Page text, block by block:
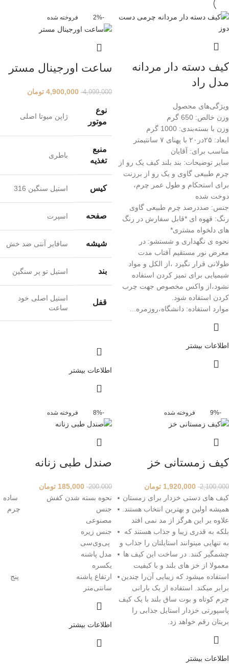
کیف دسته دار مردانه
مدل راد
ویژگی‌های محصول
وزن خالص: 650 گرم
وزن با بسته‌بندی: 1000 گرم
ابعاد: ۲۵در۲۰ با پهنای ۷ سانتیمتر
مناسب برای: آقایان
سایر توضیحات: بند بلند کیف یک رو از
چرم طبیعی گاوی و یک رو از برزنت
برای استحکام و طول عمر چرم،
دوخت شده
جنس: صددرصد چرم طبیعی گاوی
رنگ: قهوه ای *قابل سفارش در رنگ
های دلخواه مشتری*
نحوه ی نگهداری و شستشو: در
معرض نور مستقیم آفتاب مدت
طولانی قرار نگیرد ،از الکل و مواد
شیمیایی برای تمیز کردن استفاده
نشود،از واکس مخصوص جهت چرب
کردن استفاده شود.
موارد استفاده: دانشگاه،روزمره...
اطلاعات بیشتر
-2% فروخته شده
ساعت اورجینال مستر
4,999,000
4,900,000 تومان
نوع
موتور
ژاپن میوتا اصلی
منبع
تغذیه
باطری
کیس استیل سنگین 316
صفحه اسپرت
شیشه سافایر آنتی ضد خش
بند استیل تو پر سنگین
قفل
استیل اصلی خود
ساعت
اطلاعات بیشتر
-9% فروخته شده
کیف زمستانی خز
2,100,000
1,920,000 تومان
کیف های دستی خزدار برای زمستان
همیشه اولین و بهترین انتخاب هستند.
علاوه بر این هرگز از مد نمی افتد
بلکه به قدری زیبا و جذاب هستند که
به تنهایی میتوانند استایلتان را جذاب و
چشمگیر کنند. در ساخت این کیف ها
معمولا از خز های بلند و با کیفیت
استفاده میشود که زیبایی آن‌را چندین
برابر میکند. استفاده از یک بارانی
چرم کوتاه و بوت ساق بلند با یک کیف
پاسپورتی خزدار استایل جذابی را
بریتان رقم خواهد زد.
اطلاعات بیشتر
-8% فروخته شده
صندل طبی زنانه
200,000
185,000 تومان
نحوه بسته شدن کفش ساده
جنس چرم
مصنوعی
جنس زیره
پی‌وی‌سی
مدل پاشنه
یکسره
ارتفاع پاشنه پنج
سانتی‌متر
اطلاعات بیشتر